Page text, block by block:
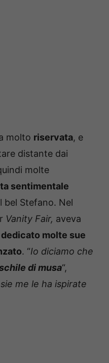
molto riservata, e
distante dai
molte
sentimentale
bel Stefano. Nel
Vanity Fair, aveva
dedicato molte sue
. “Io diciamo che
di musa“,
me le ha ispirate